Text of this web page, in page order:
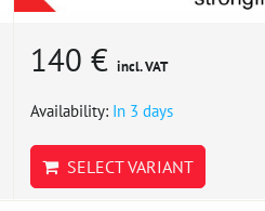
140 €incl. VAT
Availability: In 3 days
SELECT VARIANT